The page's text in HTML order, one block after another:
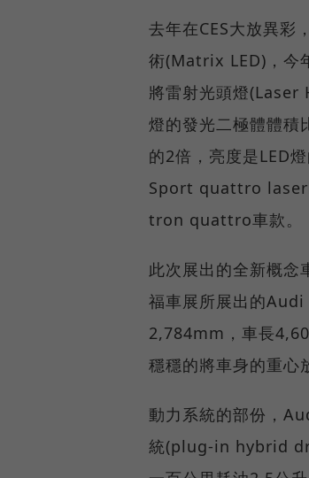
去年在CES大放異彩
術(Matrix LED)，今
將雷射光頭燈(Laser
燈的發光二極體體積
的2倍，亮度是LED
Sport quattro
tron quattro車款。
此次展出的全新概
福車展所展出的
2,784mm，車長
穩穩的將車身的重心
動力系統的部份，
統(plug-in hybrid